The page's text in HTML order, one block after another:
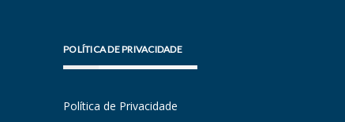
POLÍTICA DE PRIVACIDADE
Política de Privacidade